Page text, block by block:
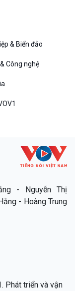
& Biển đảo
Công nghệ
- Nguyễn Thị
- Hoàng Trung
Phát triển và vận